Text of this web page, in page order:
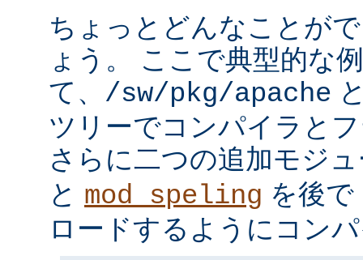
ちょっとどんなことが
ょう。 ここで典型的な
て、 /sw/pkg/apache
ツリーでコンパイラと
さらに二つの追加モジ
と mod_speling を後
ロードするようにコン